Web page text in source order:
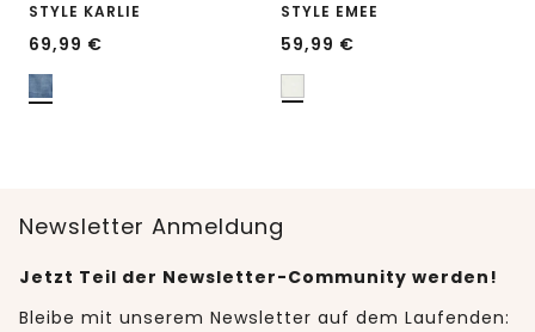
STYLE KARLIE
69,99 €
STYLE EMEE
59,99 €
Newsletter Anmeldung
Jetzt Teil der Newsletter-Community werden!
Bleibe mit unserem Newsletter auf dem Laufenden: